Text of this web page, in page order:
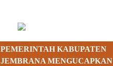
PEMERINTAH KABUPATEN
JEMBRANA MENGUCAPKAN